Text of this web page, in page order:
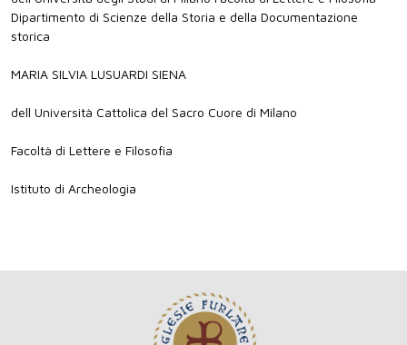
Dipartimento di Scienze della Storia e della Documentazione
storica
MARIA SILVIA LUSUARDI SIENA
dell Università Cattolica del Sacro Cuore di Milano
Facoltà di Lettere e Filosofia
Istituto di Archeologia